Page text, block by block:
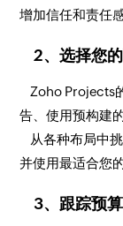
增加信任和责任感
2、选择您
Zoho Projects
告、使用预构建
从各种布局中
并使用最适合您
3、跟踪预算